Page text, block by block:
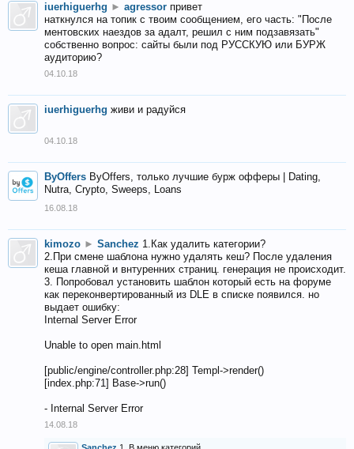
iuerhiguerhg ► agressor привет
наткнулся на топик с твоим сообщением, его часть: "После
ментовских наездов за адалт, решил с ним подзавязать"
собственно вопрос: сайты были под РУССКУЮ или БУРЖ
аудиторию?
04.10.18
iuerhiguerhg живи и радуйся
04.10.18
ByOffers ByOffers, только лучшие бурж офферы | Dating,
Nutra, Crypto, Sweeps, Loans
16.08.18
kimozo ► Sanchez 1.Как удалить категории?
2.При смене шаблона нужно удалять кеш? После удаления
кеша главной и внтуренних страниц. генерация не происходит.
3. Попробовал установить шаблон который есть на форуме
как переконвертированный из DLE в списке появился. но
выдает ошибку:
Internal Server Error
Unable to open main.html
[public/engine/controller.php:28] Templ->render()
[index.php:71] Base->run()
- Internal Server Error
14.08.18